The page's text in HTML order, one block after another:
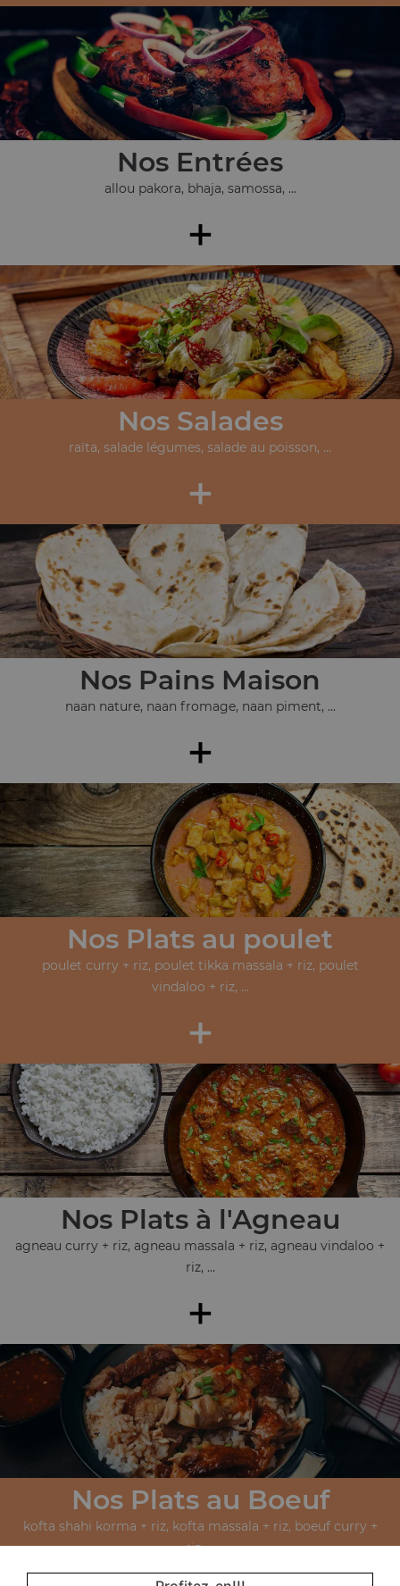
Nos Entrées
allou pakora, bhaja, samossa, ...
+
Nos Salades
raïta, salade légumes, salade au poisson, ...
+
Nos Pains Maison
naan nature, naan fromage, naan piment, ...
+
Nos Plats au poulet
poulet curry + riz, poulet tikka massala + riz, poulet
vindaloo + riz, ...
+
Nos Plats à l'Agneau
agneau curry + riz, agneau massala + riz, agneau vindaloo +
riz, ...
+
Nos Plats au Boeuf
kofta shahi korma + riz, kofta massala + riz, boeuf curry +
riz, ...